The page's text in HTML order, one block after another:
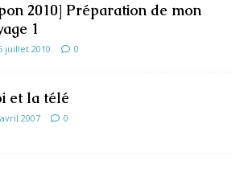
2010] Préparation de mon
1
juillet 2010 0
et la télé
2007 0